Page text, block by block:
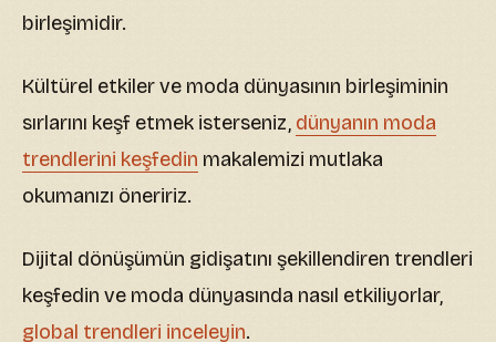
birleşimidir.
Kültürel etkiler ve moda dünyasının birleşiminin
sırlarını keşf etmek isterseniz, dünyanın moda
trendlerini keşfedin makalemizi mutlaka
okumanızı öneririz.
Dijital dönüşümün gidişatını şekillendiren trendleri
keşfedin ve moda dünyasında nasıl etkiliyorlar,
global trendleri inceleyin.